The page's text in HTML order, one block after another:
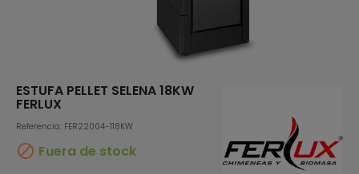
ESTUFA PELLET SELENA 18KW
FERLUX
Referencia: FER22004-118KW
 Fuera de stock